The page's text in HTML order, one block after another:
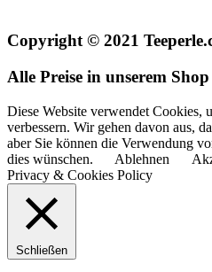
Copyright © 2021
Alle Preise in unserem
Diese Website verwendet Cookies,
verbessern. Wir gehen davon aus,
aber Sie können die Verwendung
dies wünschen.
Ablehnen
Privacy & Cookies Policy
Schließen